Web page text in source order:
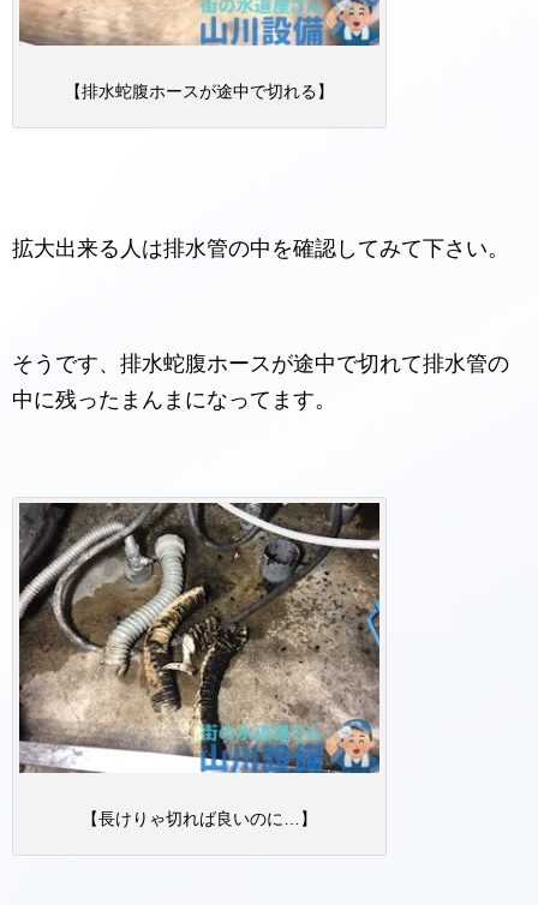
【排水蛇腹ホースが途中で切れる】
拡大出来る人は排水管の中を確認してみて下さい。
そうです、排水蛇腹ホースが途中で切れて排水管の
中に残ったまんまになってます。
【長けりゃ切れば良いのに…】